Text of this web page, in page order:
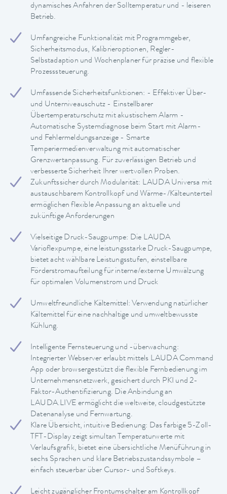
dynamisches Anfahren der Solltemperatur und - leiseren
Betrieb.
Umfangreiche Funktionalität mit Programmgeber,
Sicherheitsmodus, Kalibrieroptionen, Regler-
Selbstadaption und Wochenplaner für präzise und flexible
Prozesssteuerung.
Umfassende Sicherheitsfunktionen: - Effektiver Über-
und Unterniveauschutz - Einstellbarer
Übertemperaturschutz mit akustischem Alarm -
Automatische Systemdiagnose beim Start mit Alarm-
und Fehlermeldungsanzeige - Smarte
Temperiermedienverwaltung mit automatischer
Grenzwertanpassung. Für zuverlässigen Betrieb und
verbesserte Sicherheit Ihrer wertvollen Proben.
Zukunftssicher durch Modularität: LAUDA Universa mit
austauschbarem Kontrollkopf und Wärme-/Kälteunterteil
ermöglichen flexible Anpassung an aktuelle und
zukünftige Anforderungen
Vielseitige Druck-Saugpumpe: Die LAUDA
Varioflexpumpe, eine leistungsstarke Druck-Saugpumpe,
bietet acht wählbare Leistungsstufen, einstellbare
Förderstromaufteilung für interne/externe Umwälzung
für optimalen Volumenstrom und Druck
Umweltfreundliche Kältemittel: Verwendung natürlicher
Kältemittel für eine nachhaltige und umweltbewusste
Kühlung.
Intelligente Fernsteuerung und -überwachung:
Integrierter Webserver erlaubt mittels LAUDA Command
App oder browsergestützt die flexible Fernbedienung im
Unternehmensnetzwerk, gesichert durch PKI und 2-
Faktor-Authentifizierung. Die Anbindung an
LAUDA.LIVE ermöglicht die weltweite, cloudgestützte
Datenanalyse und Fernwartung.
Klare Übersicht, intuitive Bedienung: Das farbige 5-Zoll-
TFT-Display zeigt simultan Temperaturwerte mit
Verlaufsgrafik, bietet eine übersichtliche Menüführung in
sechs Sprachen und klare Betriebszustandssymbole –
einfach steuerbar über Cursor- und Softkeys.
Leicht zugänglicher Frontumschalter am Kontrollkopf